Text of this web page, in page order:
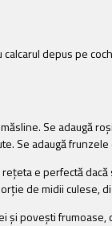
depus pe
Se adaugă
Se adaugă
rețeta e perfectă dacă
de midii culese,
și povești